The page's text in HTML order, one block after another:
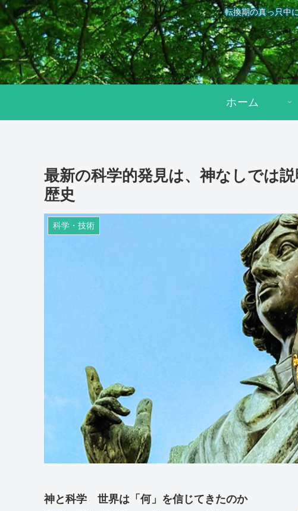
転換期の真っ只中
ホーム
最新の科学的発見は、神なしでは
歴史
科学・技術
神と科学 世界は「何」を信じてきたのか